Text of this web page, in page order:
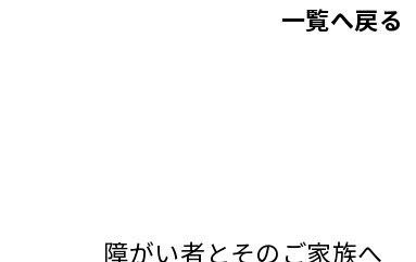
一覧へ戻る
障がい者とそのご家族へ